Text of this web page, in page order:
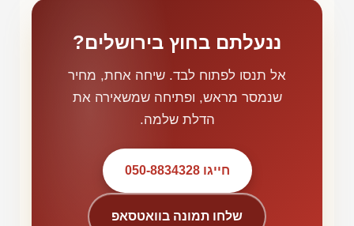
ננעלתם בחוץ בירושלים?
אל תנסו לפתוח לבד. שיחה אחת, מחיר
שנמסר מראש, ופתיחה שמשאירה את
הדלת שלמה.
חייגו 050-8834328
שלחו תמונה בוואטסאפ